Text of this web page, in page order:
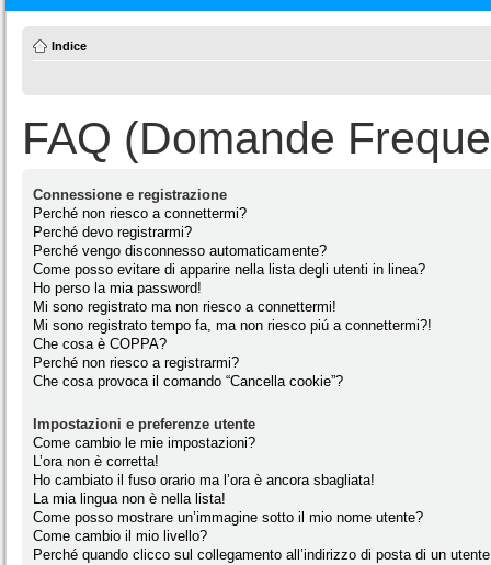
Indice
FAQ (Domande
Connessione e registrazione
Perché non riesco a connettermi?
Perché devo registrarmi?
Perché vengo disconnesso automaticamente?
Come posso evitare di apparire nella lista degli utenti in linea?
Ho perso la mia password!
Mi sono registrato ma non riesco a connettermi!
Mi sono registrato tempo fa, ma non riesco piú a connettermi?!
Che cosa è COPPA?
Perché non riesco a registrarmi?
Che cosa provoca il comando “Cancella cookie”?
Impostazioni e preferenze utente
Come cambio le mie impostazioni?
L’ora non è corretta!
Ho cambiato il fuso orario ma l’ora è ancora sbagliata!
La mia lingua non è nella lista!
Come posso mostrare un’immagine sotto il mio nome utente?
Come cambio il mio livello?
Perché quando clicco sul collegamento all’indirizzo di posta di un